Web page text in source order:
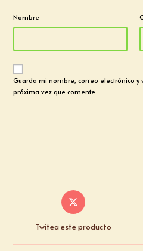
Nombre
Guarda mi nombre, correo electrónico
próxima vez que comente.
Twitea este producto